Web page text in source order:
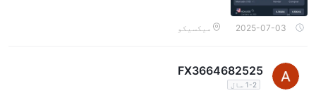
2025-07-03 میکسیکو
FX3664682525
1-2 سال